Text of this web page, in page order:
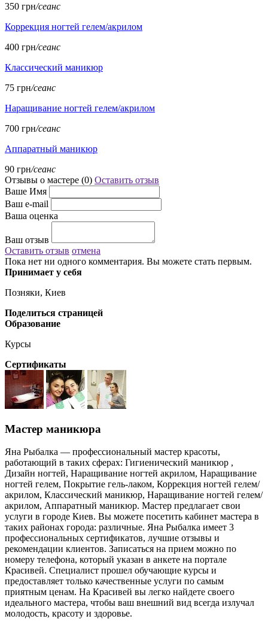
350 грн/сеанс
Коррекция ногтей гелем/акрилом
400 грн/сеанс
Классический маникюр
75 грн/сеанс
Наращивание ногтей гелем/акрилом
700 грн/сеанс
Аппаратный маникюр
90 грн/сеанс
Отзывы о мастере (0) Оставить отзыв
Ваше Имя
Ваш e-mail
Ваша оценка
Ваш отзыв
Оставить отзыв отмена
Пока нет ни одного комментария. Вы можете стать первым.
Принимает у себя
Позняки, Киев
Поделиться страницей
Образование
Курсы
Сертификаты
Мастер маникюра
Яна Рыбалка — профессиональный мастер красоты,
работающий в таких сферах: Гигиенический маникюр ,
Дизайн ногтей, Наращивание ногтей акрилом, Наращивание
ногтей гелем, Покрытие гель-лаком, Коррекция ногтей гелем/
акрилом, Классический маникюр, Наращивание ногтей гелем/
акрилом, Аппаратный маникюр. Мастер предлагает свои
услуги в городе Киев. Вы можете посетить кабинет мастера в
таких районах города: различные. Яна Рыбалка имеет 3
профессиональных сертификатов, лучшие отзывы и
рекомендации клиентов. Записаться на прием можно по
номеру телефона, который указан в анкете на портале
Красивей. Специалист прошел обучающие курсы и
предоставляет только качественные услуги по самым
приятным ценам. На Красивей вы легко найдете своего
идеального мастера, чтобы ваш внешний вид всегда излучал
молодость, красоту и здоровье.